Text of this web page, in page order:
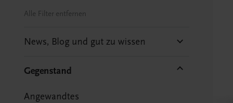
Alle Filter entfernen
News, Blog und gut zu wissen
Gegenstand
Angewandtes